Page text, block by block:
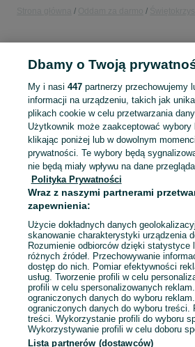
szczeniaki drewno
Mapa kategorii
Mapa miejscowości
Mapa ministron
Popularne wyszukiwania
Dbamy o Twoją
My i nasi 447partnerzy przechowujemy
informacji na urządzeniu, takich jak
plikach cookie w celu przetwarzania
Użytkownik może zaakceptować wybory
klikając poniżej lub w dowolnym
prywatności. Te wybory będą
nie będą miały wpływu na dane
Polityka Prywatności
Wraz z naszymi partnerami
zapewnienia:
Użycie dokładnych danych
skanowanie charakterystyki urządzenia
Rozumienie odbiorców dzięki statystyce
różnych źródeł. Przechowywanie
dostęp do nich. Pomiar efektywności
usług. Tworzenie profili w celu
profili w celu spersonalizowanych
ograniczonych danych do wyboru
ograniczonych danych do wyboru treści.
treści. Wykorzystanie profili do wyboru
Wykorzystywanie profili w celu doboru
Lista partnerów (dostawców)